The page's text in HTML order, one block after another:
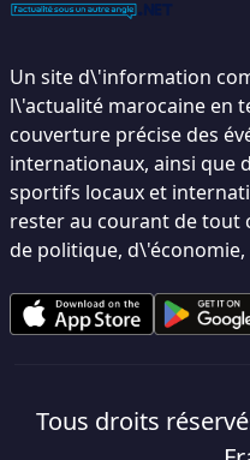
Un site d\'information
l\'actualité marocaine en
couverture précise des
internationaux, ainsi que
sportifs locaux et
rester au courant de tout
de politique,
Tous droits